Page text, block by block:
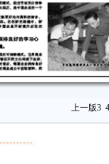
上一版3 4